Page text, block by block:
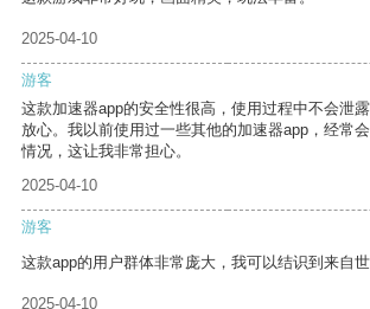
2025-04-10
游客
这款加速器app的安全性很高，使用过程中不会泄
放心。我以前使用过一些其他的加速器app，经常
情况，这让我非常担心。
2025-04-10
游客
这款app的用户群体非常庞大，我可以结识到来自世
2025-04-10